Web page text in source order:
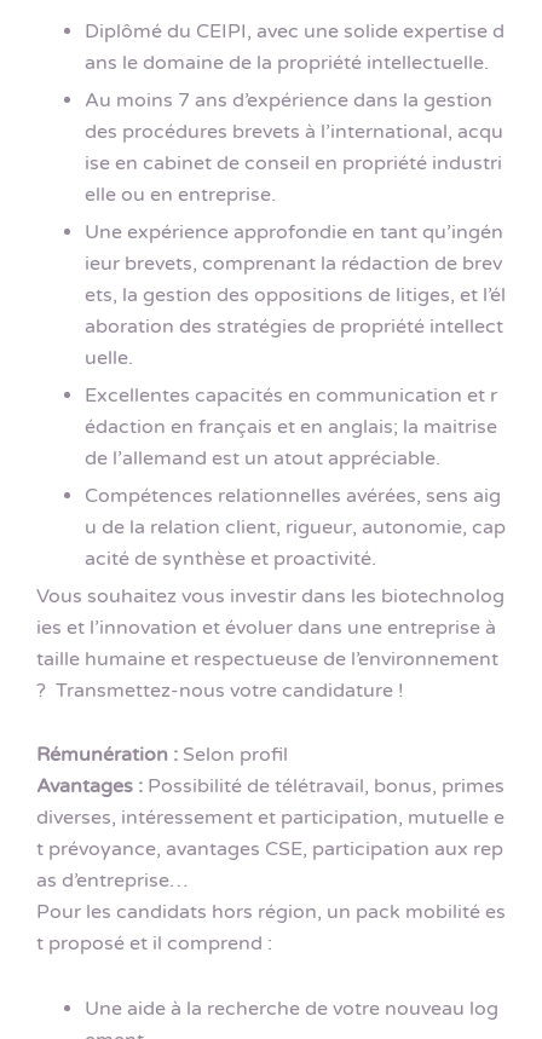
Diplômé du CEIPI, avec une solide expertise d
ans le domaine de la propriété intellectuelle.
Au moins 7 ans d’expérience dans la gestion
des procédures brevets à l’international, acqu
ise en cabinet de conseil en propriété industri
elle ou en entreprise.
Une expérience approfondie en tant qu’ingén
ieur brevets, comprenant la rédaction de brev
ets, la gestion des oppositions de litiges, et l’él
aboration des stratégies de propriété intellect
uelle.
Excellentes capacités en communication et r
édaction en français et en anglais; la maitrise
de l’allemand est un atout appréciable.
Compétences relationnelles avérées, sens aig
u de la relation client, rigueur, autonomie, cap
acité de synthèse et proactivité.
Vous souhaitez vous investir dans les biotechnolog
ies et l’innovation et évoluer dans une entreprise à
taille humaine et respectueuse de l’environnement
? Transmettez-nous votre candidature !
Rémunération : Selon profil
Avantages : Possibilité de télétravail, bonus, primes
diverses, intéressement et participation, mutuelle e
t prévoyance, avantages CSE, participation aux rep
as d’entreprise…
Pour les candidats hors région, un pack mobilité es
t proposé et il comprend :
Une aide à la recherche de votre nouveau log